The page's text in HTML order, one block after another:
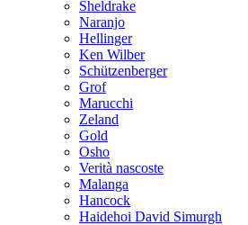
Sheldrake
Naranjo
Hellinger
Ken Wilber
Schützenberger
Grof
Marucchi
Zeland
Gold
Osho
Verità nascoste
Malanga
Hancock
Haidehoi David Simurgh